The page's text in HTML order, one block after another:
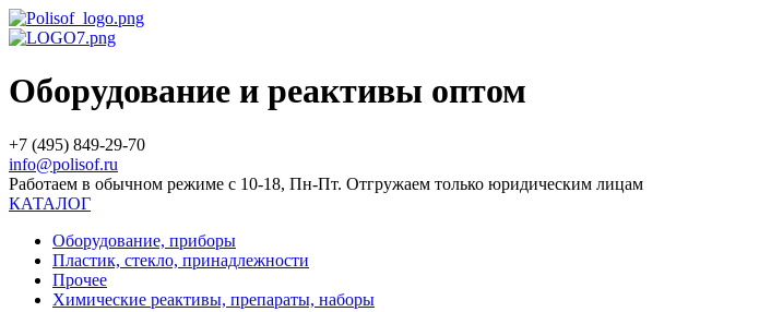
Оборудование и реактивы оптом
+7 (495) 849-29-70
info@polisof.ru
Работаем в обычном режиме с 10-18, Пн-Пт. Отгружаем только юридическим лицам
КАТАЛОГ
Оборудование, приборы
Пластик, стекло, принадлежности
Прочее
Химические реактивы, препараты, наборы